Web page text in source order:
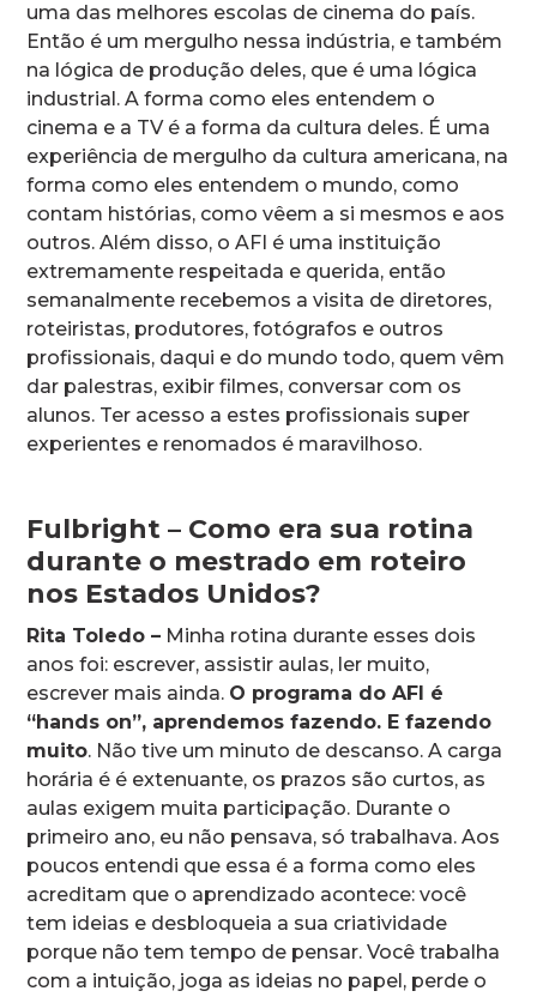
uma das melhores escolas de cinema do país.
Então é um mergulho nessa indústria, e também
na lógica de produção deles, que é uma lógica
industrial. A forma como eles entendem o
cinema e a TV é a forma da cultura deles. É uma
experiência de mergulho da cultura americana, na
forma como eles entendem o mundo, como
contam histórias, como vêem a si mesmos e aos
outros. Além disso, o AFI é uma instituição
extremamente respeitada e querida, então
semanalmente recebemos a visita de diretores,
roteiristas, produtores, fotógrafos e outros
profissionais, daqui e do mundo todo, quem vêm
dar palestras, exibir filmes, conversar com os
alunos. Ter acesso a estes profissionais super
experientes e renomados é maravilhoso.
Fulbright – Como era sua rotina
durante o mestrado em roteiro
nos Estados Unidos?
Rita Toledo – Minha rotina durante esses dois
anos foi: escrever, assistir aulas, ler muito,
escrever mais ainda. O programa do AFI é
“hands on”, aprendemos fazendo. E fazendo
muito. Não tive um minuto de descanso. A carga
horária é é extenuante, os prazos são curtos, as
aulas exigem muita participação. Durante o
primeiro ano, eu não pensava, só trabalhava. Aos
poucos entendi que essa é a forma como eles
acreditam que o aprendizado acontece: você
tem ideias e desbloqueia a sua criatividade
porque não tem tempo de pensar. Você trabalha
com a intuição, joga as ideias no papel, perde o